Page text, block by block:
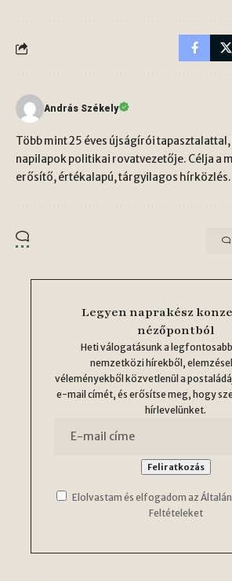
András Székely
Több mint 25 éves újságírói
napilapok politikai rovatvezetője. Célja a
erősítő, értékalapú, tárgyilagos hírközlés.
Legyen naprakész
nézőpontból
Heti válogatásunk a legfontosabb
nemzetközi hírekből,
véleményekből közvetlenül a
e-mail címét, és erősítse meg, hogy
hírlevelünket.
Elolvastam és elfogadom az
Feltételeket